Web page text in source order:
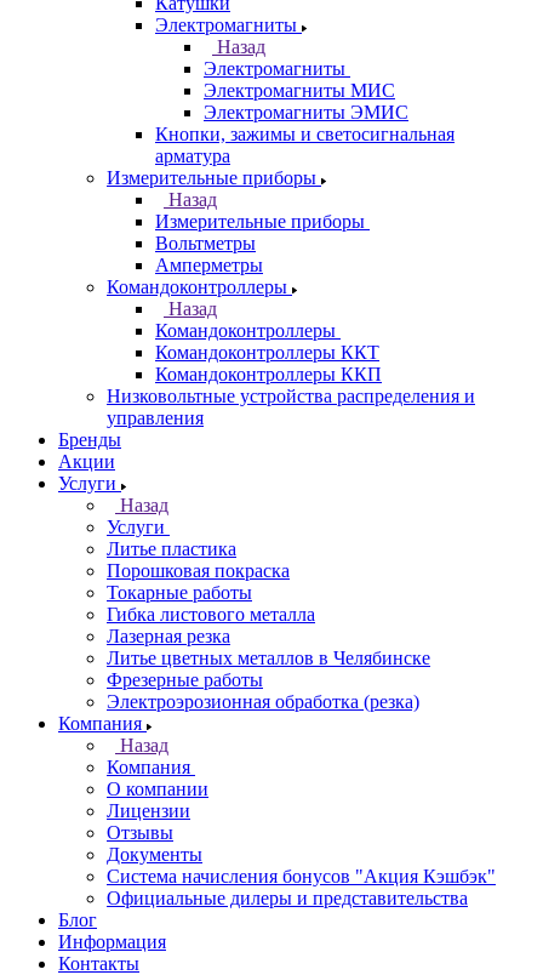
Электромагниты
Назад
Электромагниты
Электромагниты МИС
Электромагниты ЭМИС
Кнопки, зажимы и светосигнальная
арматура
Измерительные приборы
Назад
Измерительные приборы
Вольтметры
Амперметры
Командоконтроллеры
Назад
Командоконтроллеры
Командоконтроллеры ККТ
Командоконтроллеры ККП
Низковольтные устройства распределения и
управления
Бренды
Акции
Услуги
Назад
Услуги
Литье пластика
Порошковая покраска
Токарные работы
Гибка листового металла
Лазерная резка
Литье цветных металлов в Челябинске
Фрезерные работы
Электроэрозионная обработка (резка)
Компания
Назад
Компания
О компании
Лицензии
Отзывы
Документы
Система начисления бонусов "Акция Кэшбэк"
Официальные дилеры и представительства
Блог
Информация
Контакты